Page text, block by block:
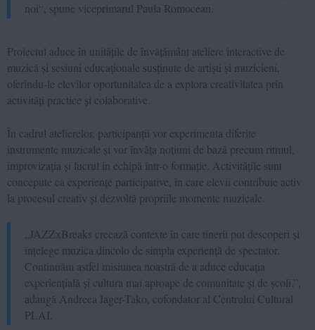
noi“, spune viceprimarul Paula Romocean.
Proiectul aduce în unitățile de învățământ ateliere interactive de
muzică și sesiuni educaționale susținute de artiști și muzicieni,
oferindu-le elevilor oportunitatea de a explora creativitatea prin
activități practice și colaborative.
În cadrul atelierelor, participanții vor experimenta diferite
instrumente muzicale și vor învăța noțiuni de bază precum ritmul,
improvizația și lucrul în echipă într-o formație. Activitățile sunt
concepute ca experiențe participative, în care elevii contribuie activ
la procesul creativ și dezvoltă propriile momente muzicale.
„JAZZxBreaks creează contexte în care tinerii pot descoperi și
înțelege muzica dincolo de simpla experiență de spectator.
Continuăm astfel misiunea noastră de a aduce educația
experiențială și cultura mai aproape de comunitate și de școli.”,
adaugă Andreea Iager-Tako, cofondator al Centrului Cultural
PLAI.